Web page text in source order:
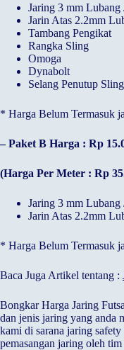
Jaring 3 mm Lubang
Jarin Atas 2.2mm
Tambang Pengikat
Rangka Sling
Omoga
Dynabolt
Selang Penutup Sling
* Harga Belum Termasuk
– Paket B Harga : Rp
(Harga Per Meter : Rp
Jaring 3 mm Lubang
Jarin Atas 2.2mm
* Harga Belum Termasuk
Baca Juga Artikel tentang :
Bongkar Harga Jaring
dan jenis jaring yang anda
kami di sarana jaring
pemasangan jaring oleh